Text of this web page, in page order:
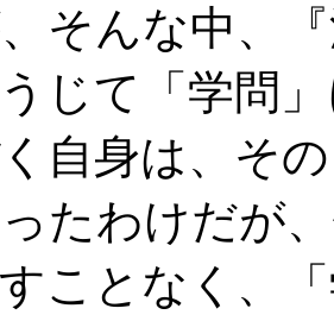
そんな中、
じて「学問
自身は、そ
たわけだが
ことなく、